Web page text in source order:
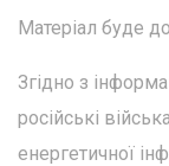
Матеріал буде
Згідно з
російські
енергетичної